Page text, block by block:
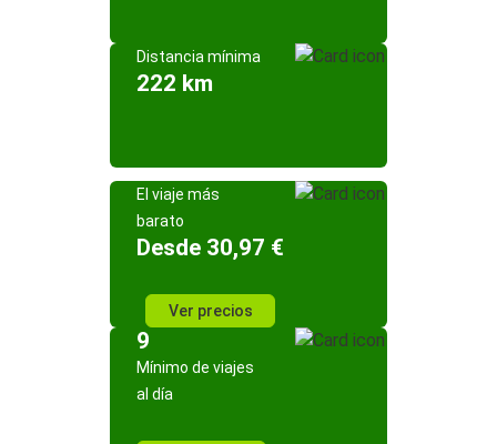
Distancia mínima
222 km
El viaje más
barato
Desde 30,97 €
Ver precios
9
Mínimo de viajes
al día